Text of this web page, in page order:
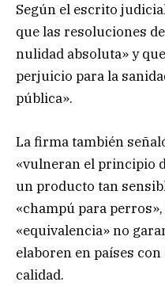
Según el escrito
que las resoluciones
nulidad absoluta» y
perjuicio para la
pública».
La firma también
«vulneran el principio
un producto tan
«champú para
«equivalencia» no
elaboren en países
calidad.